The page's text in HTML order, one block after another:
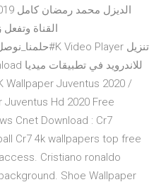
القناة
Juventus Hd 2020 Free
Cnet Download : Cr7
Cr7 4k wallpapers top free
Cristiano ronaldo
Shoe Wallpaper